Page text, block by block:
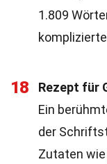
1.809
18
Rezept für
Ein
der
Zutaten wie